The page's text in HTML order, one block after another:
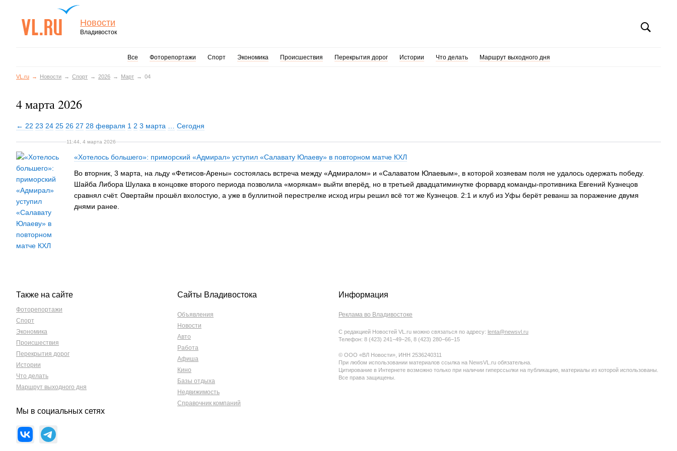
Новости
Владивосток
Все Фоторепортажи Спорт Экономика Происшествия Перекрытия дорог Истории Что делать Маршрут выходного дня
VL.ru Новости Спорт 2026 Март 04
4 марта 2026
← 22 23 24 25 26 27 28 февраля 1 2 3 марта Сегодня
11:44, 4 марта 2026
«Хотелось большего»: приморский «Адмирал» уступил «Салавату Юлаеву» в повторном матче КХЛ
Во вторник, 3 марта, на льду «Фетисов-Арены» состоялась встреча между «Адмиралом» и «Салаватом Юлаевым», в которой хозяевам поля не удалось одержать победу.
Шайба Либора Шулака в концовке второго периода позволила «морякам» выйти вперёд, но в третьей двадцатиминутке форвард команды-противника Евгений Кузнецов
сравнял счёт. Овертайм прошёл вхолостую, а уже в буллитной перестрелке исход игры решил всё тот же Кузнецов. 2:1 и клуб из Уфы берёт реванш за поражение двумя
днями ранее.
Также на сайте
Фоторепортажи
Спорт
Экономика
Происшествия
Перекрытия дорог
Истории
Что делать
Маршрут выходного дня
Мы в социальных сетях
Сайты Владивостока
Объявления
Новости
Авто
Работа
Афиша
Кино
Базы отдыха
Недвижимость
Справочник компаний
Информация
Реклама во Владивостоке
С редакцией Новостей VL.ru можно связаться по адресу: lenta@newsvl.ru
Телефон: 8 (423) 241−49−26, 8 (423) 280−66−15
© ООО «ВЛ Новости», ИНН 2536240311
При любом использовании материалов ссылка на NewsVL.ru обязательна.
Цитирование в Интернете возможно только при наличии гиперссылки на публикацию, материалы из которой использованы.
Все права защищены.